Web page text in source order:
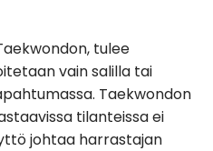
tulee
vain salilla tai
Taekwondon
tilanteissa ei
johtaa harrastajan